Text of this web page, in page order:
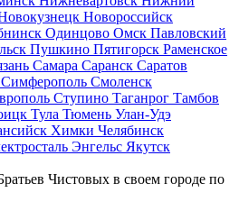
Новороссийск
Одинцово Омск Павловский
Пушкино Пятигорск Раменское
Самара Саранск Саратов
Симферополь Смоленск
Ступино Таганрог Тамбов
Тула Тюмень Улан-Удэ
Химки Челябинск
Энгельс Якутск
Чистовых в своем городе по